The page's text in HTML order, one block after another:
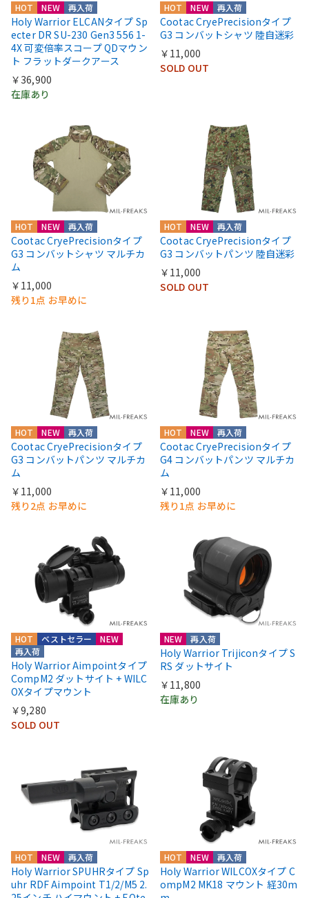
HOT NEW 再入荷
Holy Warrior ELCANタイプ Sp
ecter DR SU-230 Gen3 556 1-
4X 可変倍率スコープ QDマウン
ト フラットダークアース
￥36,900
在庫あり
HOT NEW 再入荷
Cootac CryePrecisionタイプ
G3 コンバットシャツ 陸自迷彩
￥11,000
SOLD OUT
HOT NEW 再入荷
Cootac CryePrecisionタイプ
G3 コンバットシャツ マルチカ
ム
￥11,000
残り1点 お早めに
HOT NEW 再入荷
Cootac CryePrecisionタイプ
G3 コンバットパンツ 陸自迷彩
￥11,000
SOLD OUT
HOT NEW 再入荷
Cootac CryePrecisionタイプ
G3 コンバットパンツ マルチカ
ム
￥11,000
残り2点 お早めに
HOT NEW 再入荷
Cootac CryePrecisionタイプ
G4 コンバットパンツ マルチカ
ム
￥11,000
残り1点 お早めに
HOT
NEW
再入荷
ベストセラー
Holy Warrior Aimpointタイプ
CompM2 ダットサイト + WILC
OXタイプマウント
￥9,280
SOLD OUT
NEW 再入荷
Holy Warrior Trijiconタイプ S
RS ダットサイト
￥11,800
在庫あり
HOT NEW 再入荷
Holy Warrior SPUHRタイプ Sp
uhr RDF Aimpoint T1/2/M5 2.
HOT NEW 再入荷
Holy Warrior WILCOXタイプ C
ompM2 MK18 マウント 経30m